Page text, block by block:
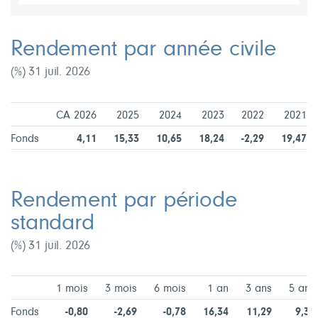
Rendement par année civile
(%) 31 juil. 2026
CA 2026 2025 2024 2023 2022 2021
Fonds 4,11 15,33 10,65 18,24 -2,29 19,47
Rendement par période
standard
(%) 31 juil. 2026
1 mois 3 mois 6 mois 1 an 3 ans 5 ans
Fonds -0,80 -2,69 -0,78 16,34 11,29 9,33